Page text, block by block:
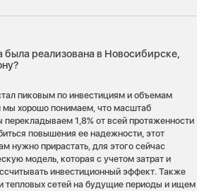
реализована в Новосибирске,
пиковым по инвестициям и объемам
мы хорошо понимаем, что масштаб
1,8% от всей протяженности
повышения ее надежности, этот
нужно прирастать, для этого сейчас
модель, которая с учетом затрат и
инвестиционный эффект. Также
сетей на будущие периоды и ищем